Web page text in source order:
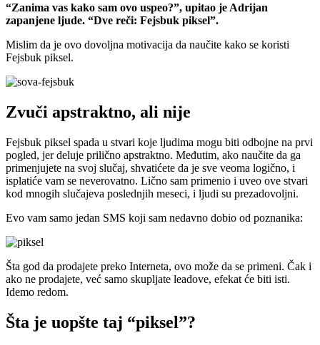
“Zanima vas kako sam ovo uspeo?”, upitao je Adrijan
zapanjene ljude. “Dve reči: Fejsbuk piksel”.
Mislim da je ovo dovoljna motivacija da naučite kako se koristi
Fejsbuk piksel.
Zvuči apstraktno, ali nije
Fejsbuk piksel spada u stvari koje ljudima mogu biti odbojne na prvi
pogled, jer deluje prilično apstraktno. Međutim, ako naučite da ga
primenjujete na svoj slučaj, shvatićete da je sve veoma logično, i
isplatiće vam se neverovatno. Lično sam primenio i uveo ove stvari
kod mnogih slučajeva poslednjih meseci, i ljudi su prezadovoljni.
Evo vam samo jedan SMS koji sam nedavno dobio od poznanika:
Šta god da prodajete preko Interneta, ovo može da se primeni. Čak i
ako ne prodajete, već samo skupljate leadove, efekat će biti isti.
Idemo redom.
Šta je uopšte taj “piksel”?